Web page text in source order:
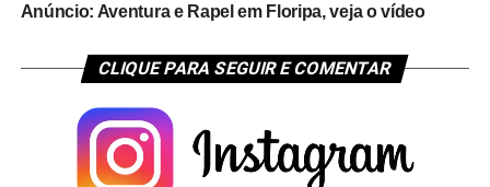
Anúncio: Aventura e Rapel em Floripa, veja o vídeo
CLIQUE PARA SEGUIR E COMENTAR